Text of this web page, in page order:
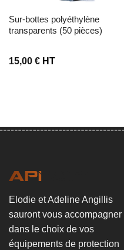
sur-bottes polyéthylène
transparents (50 pièces)
15,00 €HT
Elodie et Adeline Angillis
sauront vous accompagner
dans le choix de vos
équipements de protection